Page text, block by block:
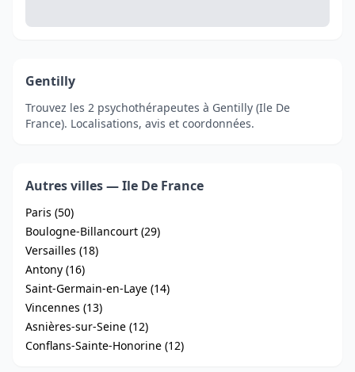
Gentilly
Trouvez les 2 psychothérapeutes à Gentilly (Ile De
France). Localisations, avis et coordonnées.
Autres villes — Ile De France
Paris (50)
Boulogne-Billancourt (29)
Versailles (18)
Antony (16)
Saint-Germain-en-Laye (14)
Vincennes (13)
Asnières-sur-Seine (12)
Conflans-Sainte-Honorine (12)